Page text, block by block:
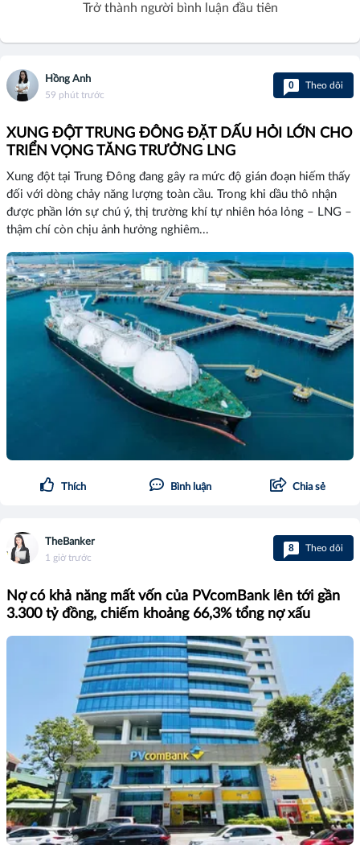
Trở thành người bình luận đầu tiên
Hồng Anh
59 phút trước
0 Theo dõi
XUNG ĐỘT TRUNG ĐÔNG ĐẶT DẤU HỎI LỚN CHO
TRIỂN VỌNG TĂNG TRƯỞNG LNG
Xung đột tại Trung Đông đang gây ra mức độ gián đoạn hiếm thấy
đối với dòng chảy năng lượng toàn cầu. Trong khi dầu thô nhận
được phần lớn sự chú ý, thị trường khí tự nhiên hóa lỏng – LNG –
thậm chí còn chịu ảnh hưởng nghiêm...
Thích Bình luận Chia sẻ
TheBanker
1 giờ trước
8 Theo dõi
Nợ có khả năng mất vốn của PVcomBank lên tới gần
3.300 tỷ đồng, chiếm khoảng 66,3% tổng nợ xấu